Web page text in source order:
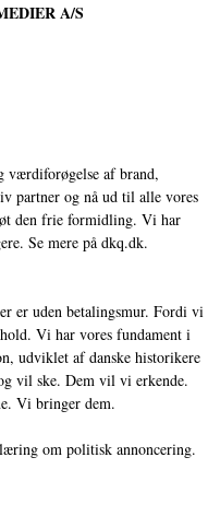
A/S
værdiforøgelse af brand,
partner og nå ud til alle vores
den frie formidling. Vi har
Se mere på dkq.dk.
er uden betalingsmur. Fordi vi
Vi har vores fundament i
udviklet af danske historikere
vil ske. Dem vil vi erkende.
Vi bringer dem.
om politisk annoncering.